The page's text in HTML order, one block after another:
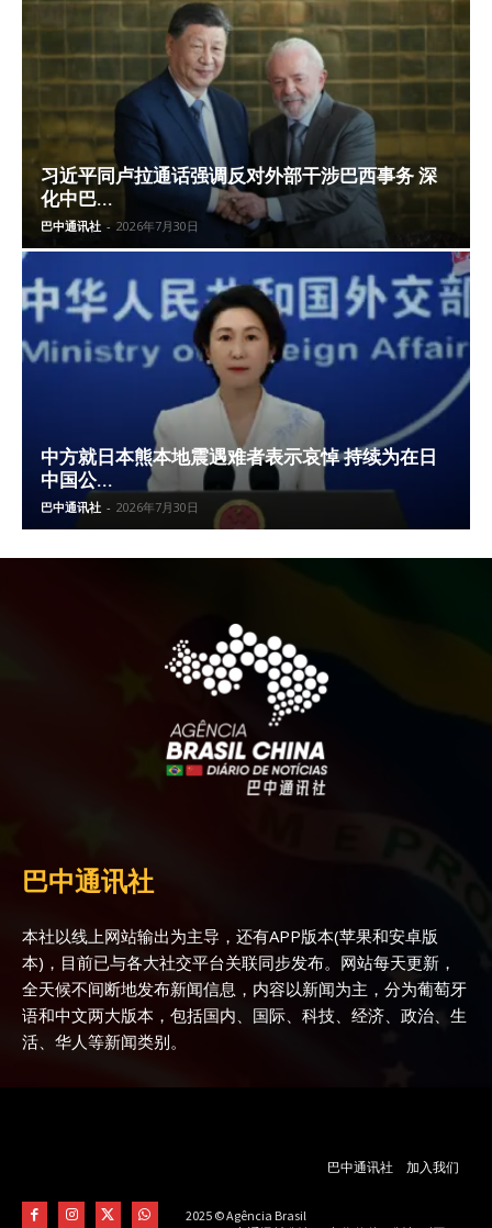
习近平同卢拉通话强调反对外部干涉巴西事务 深
化中巴...
巴中通讯社 - 2026年7月30日
中方就日本熊本地震遇难者表示哀悼 持续为在日
中国公...
巴中通讯社 - 2026年7月30日
巴中通讯社
本社以线上网站输出为主导，还有APP版本(苹果和安卓版
本)，目前已与各大社交平台关联同步发布。网站每天更新，
全天候不间断地发布新闻信息，内容以新闻为主，分为葡萄牙
语和中文两大版本，包括国内、国际、科技、经济、政治、生
活、华人等新闻类别。
2025 © Agência Brasil
巴中通讯社 加入我们